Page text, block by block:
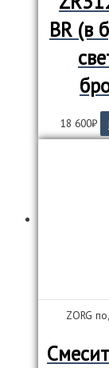
BR (в
18 600₽
ZORG